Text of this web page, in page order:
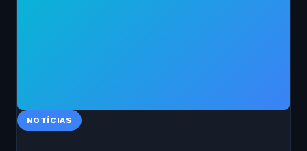
NOTÍCIAS